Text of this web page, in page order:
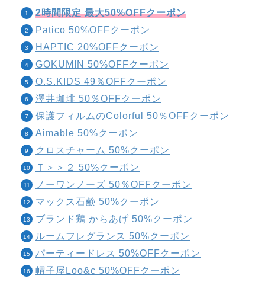
2時間限定 最大50%OFFクーポン
Patico 50%OFFクーポン
HAPTIC 20%OFFクーポン
GOKUMIN 50%OFFクーポン
O.S.KIDS 49％OFFクーポン
澤井珈琲 50％OFFクーポン
保護フィルムのColorful 50％OFFクーポン
Aimable 50%クーポン
クロスチャーム 50%クーポン
Ｔ＞＞２ 50%クーポン
ノーワンノーズ 50％OFFクーポン
マックス石鹸 50%クーポン
ブランド鶏 からあげ 50%クーポン
ルームフレグランス 50%クーポン
パーティードレス 50%OFFクーポン
帽子屋Loo&c 50%OFFクーポン